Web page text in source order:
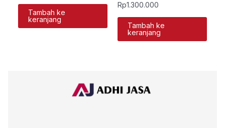
Tambah ke
keranjang
Rp1.300.000
Tambah ke
keranjang